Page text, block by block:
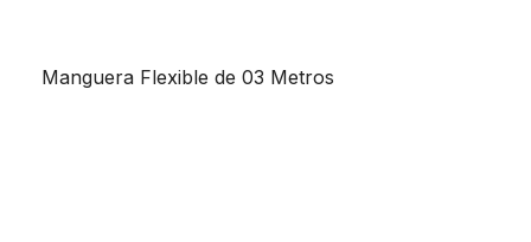
Manguera Flexible de 03 Metros